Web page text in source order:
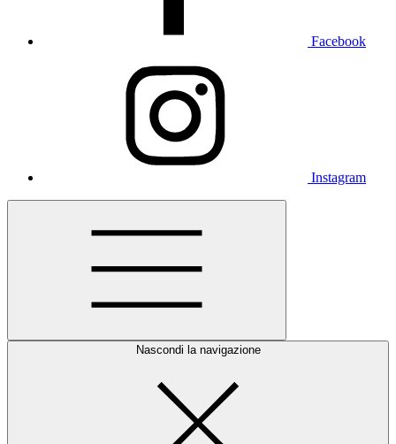
Facebook
Instagram
Nascondi la navigazione